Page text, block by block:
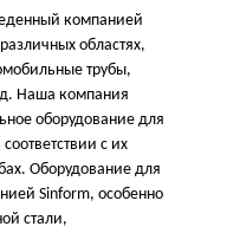
компанией
областях,
трубы,
Наша компания
оборудование для
с их
Оборудование для
Sinform, особенно
стали,